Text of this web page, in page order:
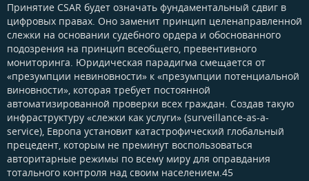
Принятие CSAR будет означать фундаментальный сдвиг в
цифровых правах. Оно заменит принцип целенаправленной
слежки на основании судебного ордера и обоснованного
подозрения на принцип всеобщего, превентивного
мониторинга. Юридическая парадигма смещается от
«презумпции невиновности» к «презумпции потенциальной
виновности», которая требует постоянной
автоматизированной проверки всех граждан. Создав такую
инфраструктуру «слежки как услуги» (surveillance-as-a-
service), Европа установит катастрофический глобальный
прецедент, которым не преминут воспользоваться
авторитарные режимы по всему миру для оправдания
тотального контроля над своим населением.45